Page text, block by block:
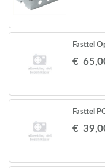
Fasttel
€ 65,
Fasttel
€ 39,